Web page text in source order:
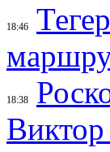
18:46
18:38